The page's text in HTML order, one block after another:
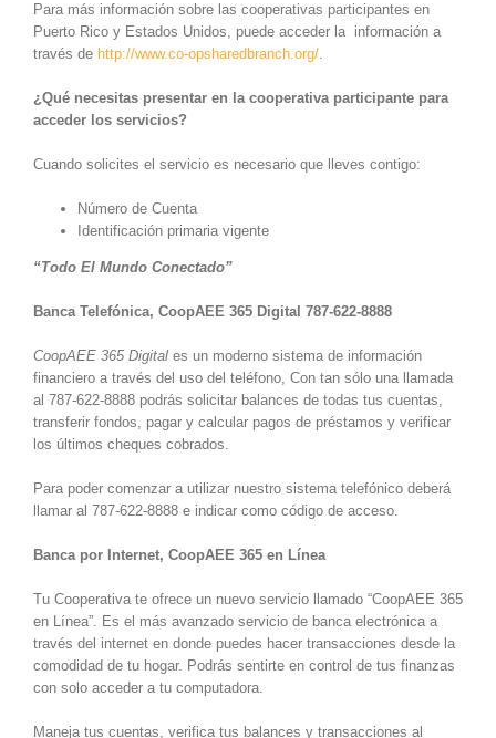
Para más información sobre las cooperativas participantes en
Puerto Rico y Estados Unidos, puede acceder la información a
través de http://www.co-opsharedbranch.org/.
¿Qué necesitas presentar en la cooperativa participante para
acceder los servicios?
Cuando solicites el servicio es necesario que lleves contigo:
Número de Cuenta
Identificación primaria vigente
“Todo El Mundo Conectado”
Banca Telefónica, CoopAEE 365 Digital 787-622-8888
CoopAEE 365 Digital es un moderno sistema de información
financiero a través del uso del teléfono, Con tan sólo una llamada
al 787-622-8888 podrás solicitar balances de todas tus cuentas,
transferir fondos, pagar y calcular pagos de préstamos y verificar
los últimos cheques cobrados.
Para poder comenzar a utilizar nuestro sistema telefónico deberá
llamar al 787-622-8888 e indicar como código de acceso.
Banca por Internet, CoopAEE 365 en Línea
Tu Cooperativa te ofrece un nuevo servicio llamado “CoopAEE 365
en Línea”. Es el más avanzado servicio de banca electrónica a
través del internet en donde puedes hacer transacciones desde la
comodidad de tu hogar. Podrás sentirte en control de tus finanzas
con solo acceder a tu computadora.
Maneja tus cuentas, verifica tus balances y transacciones al